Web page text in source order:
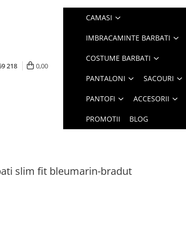
218 0,00
CAMASI
IMBRACAMINTE BARBATI
COSTUME BARBATI
PANTALONI SACOURI
PANTOFI ACCESORII
PROMOTII BLOG
slim fit bleumarin-bradut